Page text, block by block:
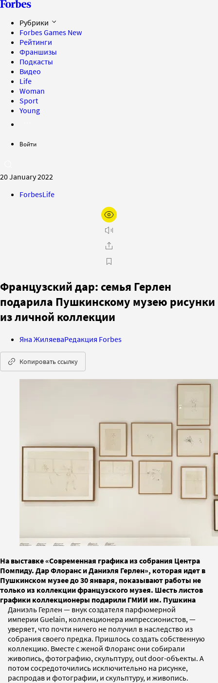
Рубрики
Forbes Games New
Рейтинги
Франшизы
Подкасты
Видео
Life
Woman
Sport
Young
Войти
20 January 2022
ForbesLife
Французский дар: семья Герлен
подарила Пушкинскому музею рисунки
из личной коллекции
Яна ЖиляеваРедакция Forbes
Копировать ссылку
На выставке «Современная графика из собрания Центра
Помпиду. Дар Флоранс и Даниэля Герлен», которая идет в
Пушкинcком музее до 30 января, показывают работы не
только из коллекции французского музея. Шесть листов
графики коллекционеры подарили ГМИИ им. Пушкина
Даниэль Герлен — внук создателя парфюмерной
империи Guelain, коллекционера импрессионистов, —
уверяет, что почти ничего не получил в наследство из
собрания своего предка. Пришлось создать собственную
коллекцию. Вместе с женой Флоранс они собирали
живопись, фотографию, скульптуру, out door-объекты. А
потом сосредоточились исключительно на рисунке,
распродав и фотографии, и скульптуру, и живопись.